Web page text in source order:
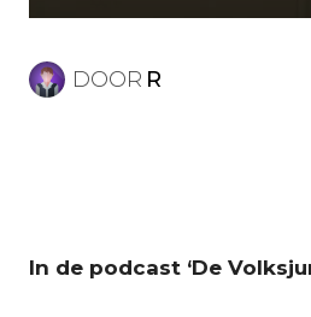
DOOR R
In de podcast ‘De